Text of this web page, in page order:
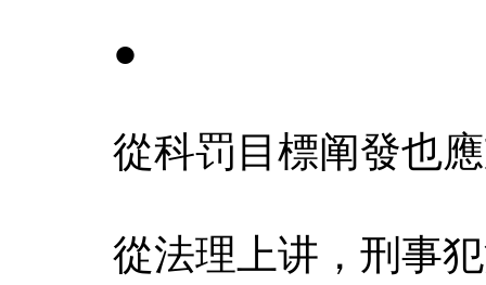
●
從科罚目標阐發也
從法理上讲，刑事